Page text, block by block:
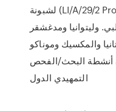
لشبونة (LI/A/29/2 Prov.) والأمر الواضح هو أن وقع
وليتوانيا ومدغشقر
والمكسيك وموناكو
أنشطة البحث/الفحص
التمهيدي الدول